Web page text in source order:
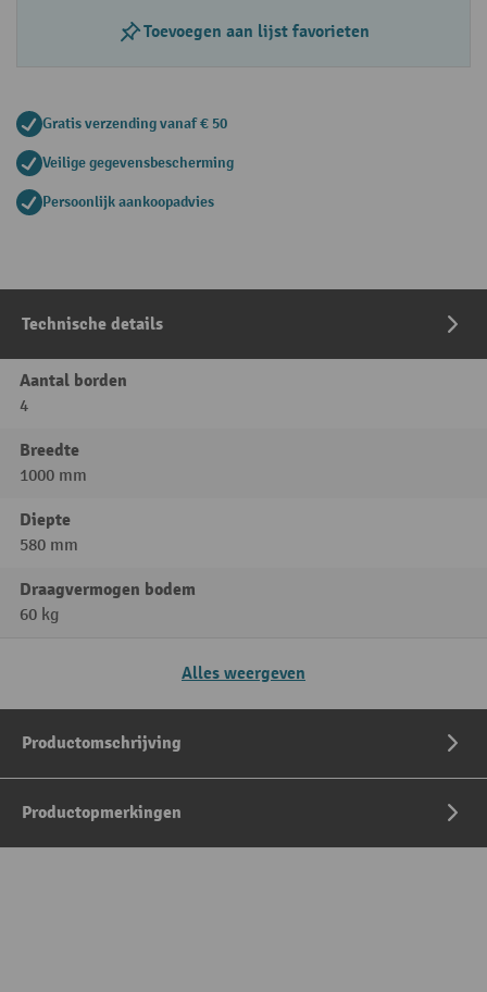
Toevoegen aan lijst favorieten
Gratis verzending vanaf € 50
Veilige gegevensbescherming
Persoonlijk aankoopadvies
Technische details
Aantal borden
4
Breedte
1000 mm
Diepte
580 mm
Draagvermogen bodem
60 kg
Alles weergeven
Productomschrijving
Productopmerkingen